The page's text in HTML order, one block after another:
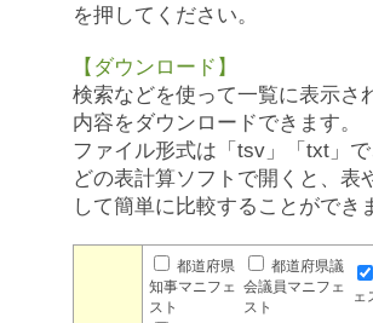
を押してください。
【ダウンロード】
検索などを使って一覧に表示さ
内容をダウンロードできます。
ファイル形式は「tsv」「txt」
どの表計算ソフトで開くと、表
して簡単に比較することができ
都道府県
知事マニフェ
スト
都道府県議
会議員マニフェ
スト
ェ